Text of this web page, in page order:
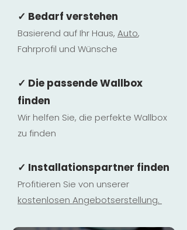
✓ Bedarf verstehen
Basierend auf Ihr Haus, Auto,
Fahrprofil und Wünsche
✓ Die passende Wallbox
finden
Wir helfen Sie, die perfekte Wallbox
zu finden
✓ Installationspartner finden
Profitieren Sie von unserer
kostenlosen Angebotserstellung.